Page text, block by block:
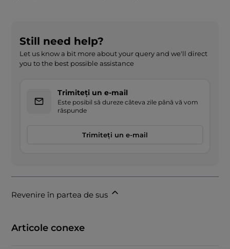
Still need help?
Let us know a bit more about your query and we'll direct
you to the best possible assistance
Trimiteți un e-mail
Este posibil să dureze câteva zile până vă vom
răspunde
Trimiteți un e-mail
Revenire în partea de sus
Articole conexe